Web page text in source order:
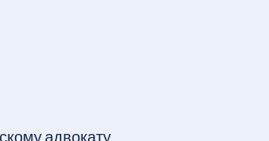
адвокату